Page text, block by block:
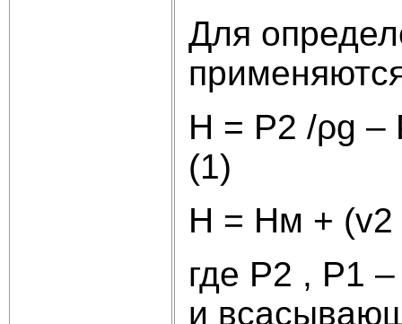
Для
Н = P2 /ρg –
(1)
H = Hм +
где P2 , P1
и